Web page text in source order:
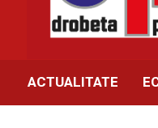
ACTUALITATE